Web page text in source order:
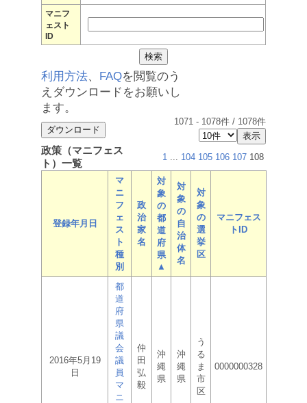
マニフ
ェスト
ID
利用方法、 FAQを閲覧のう
えダウンロードをお願いし
ます。
1071 - 1078件 / 1078件
政策（マニフェス
ト）一覧
1 ... 104 105 106 107 108
登録年月日
マ
ニ
フ
ェ
ス
ト
種
別
政
治
家
名
対
象
の
都
道
府
県
▲
対
象
の
自
治
体
名
対
象
の
選
挙
区
マニフェス
トID
2016年5月19
日
都
道
府
県
議
会
議
員
マ
ニ
仲
田
弘
毅
沖
縄
県
沖
縄
県
う
る
ま
市
区
0000000328